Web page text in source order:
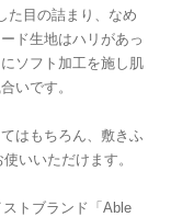
た目の詰まり、なめ
ド生地はハリがあっ
ソフト加工を施し肌
いです。
はもちろん、敷きふ
いいただけます。
トブランド「Able